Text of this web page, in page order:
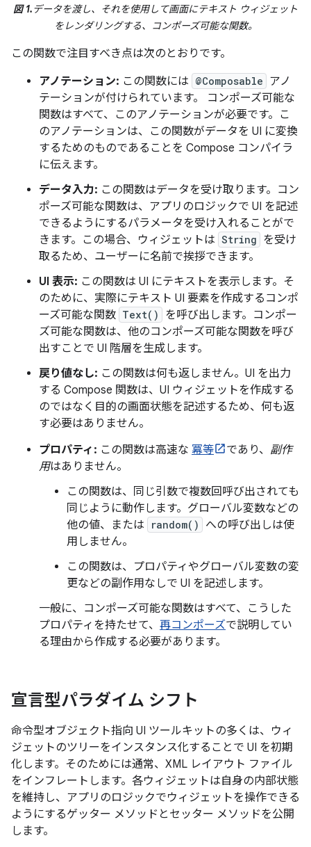
図 1.データを渡し、それを使用して画面にテキスト ウィジェット
をレンダリングする、コンポーズ可能な関数。
この関数で注目すべき点は次のとおりです。
アノテーション: この関数には @Composable アノ
テーションが付けられています。 コンポーズ可能な
関数はすべて、このアノテーションが必要です。こ
のアノテーションは、この関数がデータを UI に変換
するためのものであることを Compose コンパイラ
に伝えます。
データ入力: この関数はデータを受け取ります。コン
ポーズ可能な関数は、アプリのロジックで UI を記述
できるようにするパラメータを受け入れることがで
きます。この場合、ウィジェットは String を受け
取るため、ユーザーに名前で挨拶できます。
UI 表示: この関数は UI にテキストを表示します。そ
のために、実際にテキスト UI 要素を作成するコンポ
ーズ可能な関数 Text()
を呼び出します。コンポー
ズ可能な関数は、他のコンポーズ可能な関数を呼び
出すことで UI 階層を生成します。
戻り値なし: この関数は何も返しません。UI を出力
する Compose 関数は、UI ウィジェットを作成する
のではなく目的の画面状態を記述するため、何も返
す必要はありません。
プロパティ: この関数は高速な 冪等 であり、 副作
用はありません。
この関数は、同じ引数で複数回呼び出されても
同じように動作します。グローバル変数などの
他の値、または
random()
への呼び出しは使
用しません。
この関数は、プロパティやグローバル変数の変
更などの副作用なしで UI を記述します。
一般に、コンポーズ可能な関数はすべて、こうした
プロパティを持たせて、 再コンポーズで説明してい
る理由から作成する必要があります。
宣言型パラダイム シフト
命令型オブジェクト指向 UI ツールキットの多くは、ウィ
ジェットのツリーをインスタンス化することで UI を初期
化します。そのためには通常、XML レイアウト ファイル
をインフレートします。各ウィジェットは自身の内部状態
を維持し、アプリのロジックでウィジェットを操作できる
ようにするゲッター メソッドとセッター メソッドを公開
します。